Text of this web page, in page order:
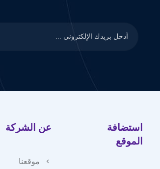
استضافة
الموقع
عن الشركة
موقعنا